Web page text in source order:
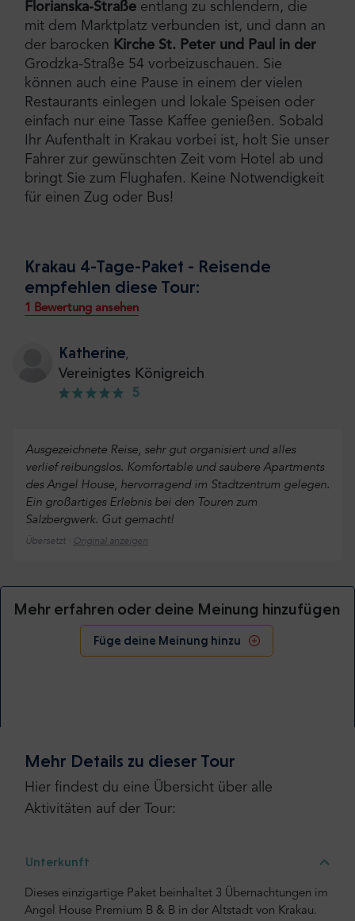
Florianska-Straße entlang zu schlendern, die
mit dem Marktplatz verbunden ist, und dann an
der barocken Kirche St. Peter und Paul in der
Grodzka-Straße 54 vorbeizuschauen. Sie
können auch eine Pause in einem der vielen
Restaurants einlegen und lokale Speisen oder
einfach nur eine Tasse Kaffee genießen. Sobald
Ihr Aufenthalt in Krakau vorbei ist, holt Sie unser
Fahrer zur gewünschten Zeit vom Hotel ab und
bringt Sie zum Flughafen. Keine Notwendigkeit
für einen Zug oder Bus!
Krakau 4-Tage-Paket - Reisende
empfehlen diese Tour:
1 Bewertung ansehen
Katherine,
Vereinigtes Königreich
5
Ausgezeichnete Reise, sehr gut organisiert und alles
verlief reibungslos. Komfortable und saubere Apartments
des Angel House, hervorragend im Stadtzentrum gelegen.
Ein großartiges Erlebnis bei den Touren zum
Salzbergwerk. Gut gemacht!
Übersetzt · Original anzeigen
Mehr erfahren oder deine Meinung hinzufügen
Füge deine Meinung hinzu
Mehr Details zu dieser Tour
Hier findest du eine Übersicht über alle
Aktivitäten auf der Tour:
Unterkunft
Dieses einzigartige Paket beinhaltet 3 Übernachtungen im
Angel House Premium B & B in der Altstadt von Krakau.